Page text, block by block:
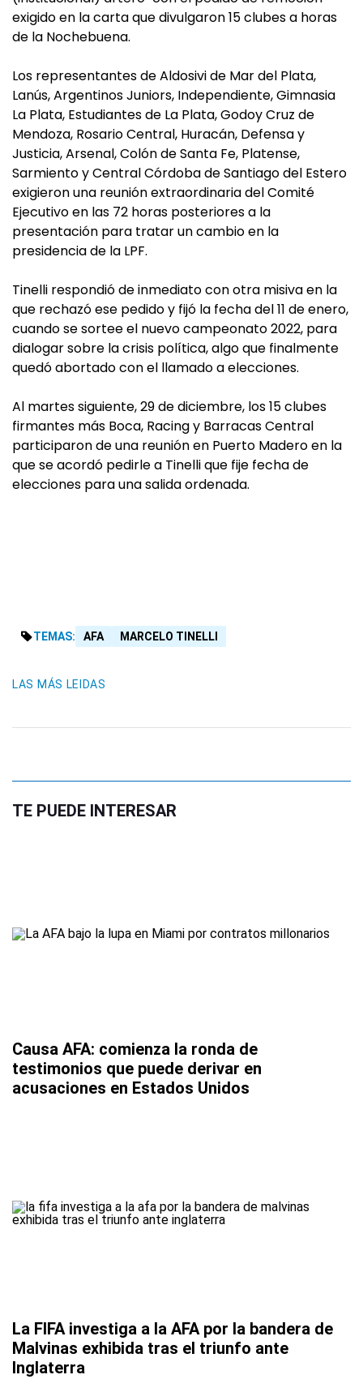
exigido en la carta que divulgaron 15 clubes a horas
de la Nochebuena.
Los representantes de Aldosivi de Mar del Plata,
Lanús, Argentinos Juniors, Independiente, Gimnasia
La Plata, Estudiantes de La Plata, Godoy Cruz de
Mendoza, Rosario Central, Huracán, Defensa y
Justicia, Arsenal, Colón de Santa Fe, Platense,
Sarmiento y Central Córdoba de Santiago del Estero
exigieron una reunión extraordinaria del Comité
Ejecutivo en las 72 horas posteriores a la
presentación para tratar un cambio en la
presidencia de la LPF.
Tinelli respondió de inmediato con otra misiva en la
que rechazó ese pedido y fijó la fecha del 11 de enero,
cuando se sortee el nuevo campeonato 2022, para
dialogar sobre la crisis política, algo que finalmente
quedó abortado con el llamado a elecciones.
Al martes siguiente, 29 de diciembre, los 15 clubes
firmantes más Boca, Racing y Barracas Central
participaron de una reunión en Puerto Madero en la
que se acordó pedirle a Tinelli que fije fecha de
elecciones para una salida ordenada.
TEMAS: AFA MARCELO TINELLI
LAS MÁS LEIDAS
TE PUEDE INTERESAR
Causa AFA: comienza la ronda de
testimonios que puede derivar en
acusaciones en Estados Unidos
La FIFA investiga a la AFA por la bandera de
Malvinas exhibida tras el triunfo ante
Inglaterra